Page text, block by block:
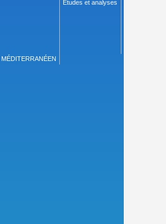
Etudes et analyses